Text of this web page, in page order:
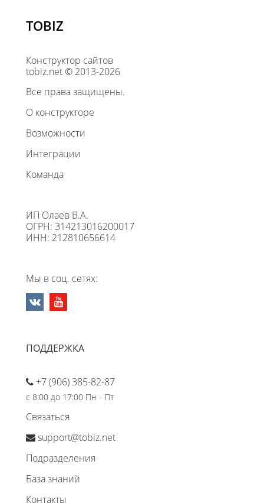
TOBIZ
Конструктор сайтов
tobiz.net © 2013-2026
Все права защищены.
О конструкторе
Возможности
Интеграции
Команда
ИП Олаев В.А.
ОГРН: 314213016200017
ИНН: 212810656614
Мы в соц. сетях:
ПОДДЕРЖКА
+7 (906) 385-82-87
с 8:00 до 17:00 Пн - Пт
Связаться
support@tobiz.net
Подразделения
База знаний
Контакты